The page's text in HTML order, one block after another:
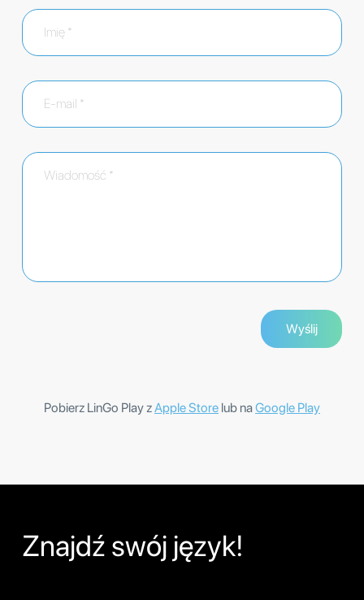
Pobierz LinGo Play zApple Store lub naGoogle Play
Znajdź swój język!